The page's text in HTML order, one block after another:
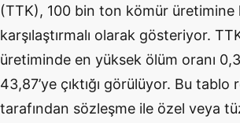
(TTK), 100 bin ton kömür üretimine
karşılaştırmalı olarak gösteriyor.
üretiminde en yüksek ölüm oranı
43,87’ye çıktığı görülüyor. Bu
tarafından sözleşme ile özel veya